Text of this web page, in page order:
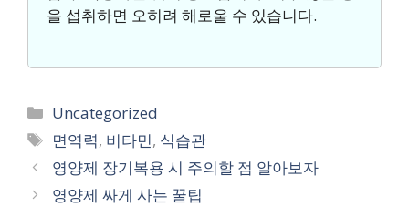
을 섭취하면 오히려 해로울 수 있습니다.
카
테
리
Uncategorized
태
그
면역력, 비타민, 식습관
영양제 장기복용 시 주의할 점 알아보자
영양제 싸게 사는 꿀팁